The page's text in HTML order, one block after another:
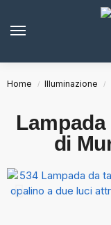
Home / Illuminazione /
di